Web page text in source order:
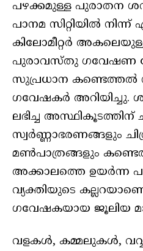
പഴക്കമുള്ള പുരാതന
പാനമ സിറ്റിയിൽ നിന്ന്
കിലോമീറ്റർ
പുരാവസ്തു ഗവേഷണ
സുപ്രധാന കണ്ടെത്തൽ
ഗവേഷകർ അറിയിച്ചു.
ലഭിച്ച അസ്ഥികൂടത്തിന്
സ്വർണ്ണാഭരണങ്ങളും
മൺപാത്രങ്ങളും
അക്കാലത്തെ ഉയർന്ന
വ്യക്തിയുടെ
ഗവേഷകയായ ജൂലിയ
വളകൾ, കമ്മലുകൾ,